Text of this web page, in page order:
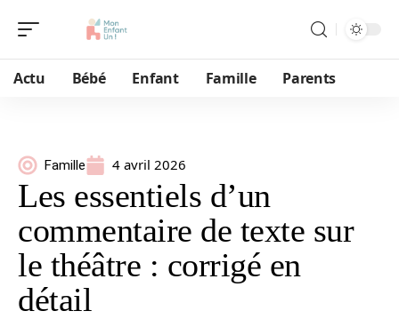
Actu Bébé Enfant Famille Parents
Famille 4 avril 2026
Les essentiels d’un
commentaire de texte sur
le théâtre : corrigé en
détail